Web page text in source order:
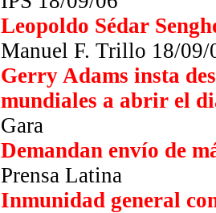
Leopoldo Sédar
Manuel F. Trillo 18/09/
Gerry Adams insta
mundiales a abrir el
Gara
Demandan envío de
Prensa Latina
Inmunidad general